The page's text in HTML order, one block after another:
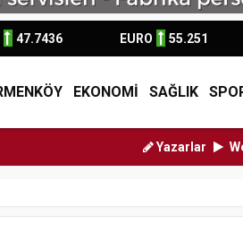
47.7436 EURO 55.251
EKONOMİ SAĞLIK
Yazarlar